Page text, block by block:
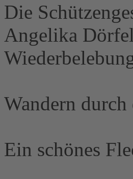
Die
Angelika
Wandern
Ein schönes